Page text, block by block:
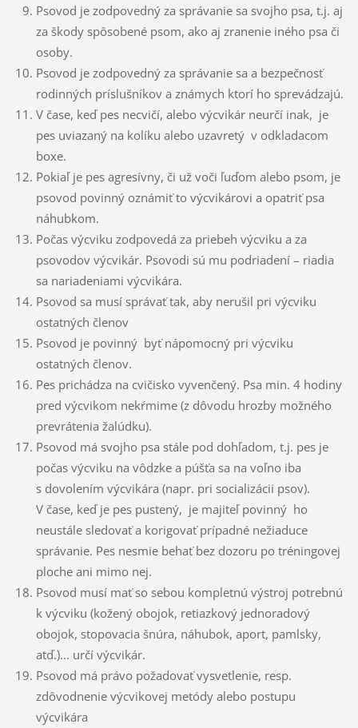
Psovod je zodpovedný za správanie sa svojho psa, t.j. aj
za škody spôsobené psom, ako aj zranenie iného psa či
osoby.
Psovod je zodpovedný za správanie sa a bezpečnosť
rodinných príslušníkov a známych ktorí ho sprevádzajú.
V čase, keď pes necvičí, alebo výcvikár neurčí inak, je
pes uviazaný na kolíku alebo uzavretý v odkladacom
boxe.
Pokiaľ je pes agresívny, či už voči ľuďom alebo psom, je
psovod povinný oznámiť to výcvikárovi a opatriť psa
náhubkom.
Počas výcviku zodpovedá za priebeh výcviku a za
psovodov výcvikár. Psovodi sú mu podriadení – riadia
sa nariadeniami výcvikára.
Psovod sa musí správať tak, aby nerušil pri výcviku
ostatných členov
Psovod je povinný byť nápomocný pri výcviku
ostatných členov.
Pes prichádza na cvičisko vyvenčený. Psa min. 4 hodiny
pred výcvikom nekŕmime (z dôvodu hrozby možného
prevrátenia žalúdku).
Psovod má svojho psa stále pod dohľadom, t.j. pes je
počas výcviku na vôdzke a púšťa sa na voľno iba
s dovolením výcvikára (napr. pri socializácii psov).
V čase, keď je pes pustený, je majiteľ povinný ho
neustále sledovať a korigovať prípadné nežiaduce
správanie. Pes nesmie behať bez dozoru po tréningovej
ploche ani mimo nej.
Psovod musí mať so sebou kompletnú výstroj potrebnú
k výcviku (kožený obojok, retiazkový jednoradový
obojok, stopovacia šnúra, náhubok, aport, pamlsky,
atď.)... určí výcvikár.
Psovod má právo požadovať vysvetlenie, resp.
zdôvodnenie výcvikovej metódy alebo postupu
výcvikára